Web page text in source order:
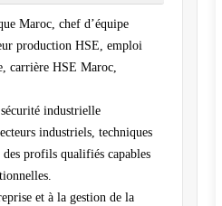
Maroc, chef d’équipe
production HSE, emploi
carrière HSE Maroc,
industrielle
industriels, techniques
profils qualifiés capables
et à la gestion de la